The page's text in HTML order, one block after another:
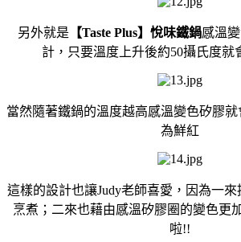
另外就是 【Taste Plus】悅味鐵鍋感溫
計，只要溫度上升後約50攝氏度就
當然隨著鐵鍋的溫度越高感溫變色矽膠
為鮮紅
這樣的設計也讓Judy老師喜愛，因為一
烹煮；二來也藉由感溫矽膠圈的變色更
啦!!